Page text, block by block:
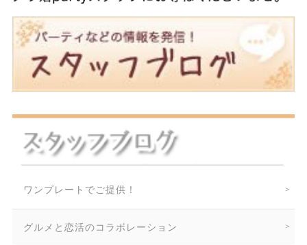
ワンプレートでご提供！
グルメと恋活のコラボレーション